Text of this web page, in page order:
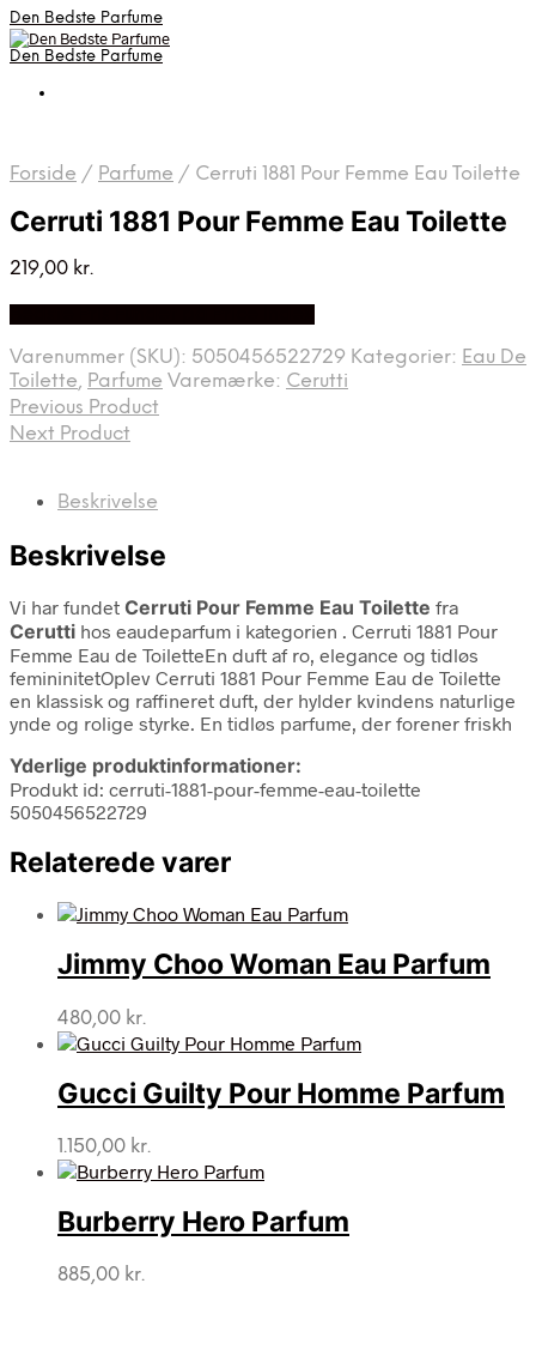
Den Bedste Parfume
Den Bedste Parfume
Forside / Parfume / Cerruti 1881 Pour Femme Eau Toilette
Cerruti 1881 Pour Femme Eau Toilette
219,00 kr.
Varenummer (SKU): 5050456522729 Kategorier: Eau De
Toilette, Parfume Varemærke: Cerutti
Previous Product
Next Product
Beskrivelse
Beskrivelse
Vi har fundet Cerruti Pour Femme Eau Toilette fra
Cerutti hos eaudeparfum i kategorien . Cerruti 1881 Pour
Femme Eau de ToiletteEn duft af ro, elegance og tidløs
femininitetOplev Cerruti 1881 Pour Femme Eau de Toilette
en klassisk og raffineret duft, der hylder kvindens naturlige
ynde og rolige styrke. En tidløs parfume, der forener friskh
Yderlige produktinformationer:
Produkt id: cerruti-1881-pour-femme-eau-toilette
5050456522729
Relaterede varer
Jimmy Choo Woman Eau Parfum
480,00 kr.
Gucci Guilty Pour Homme Parfum
1.150,00 kr.
Burberry Hero Parfum
885,00 kr.